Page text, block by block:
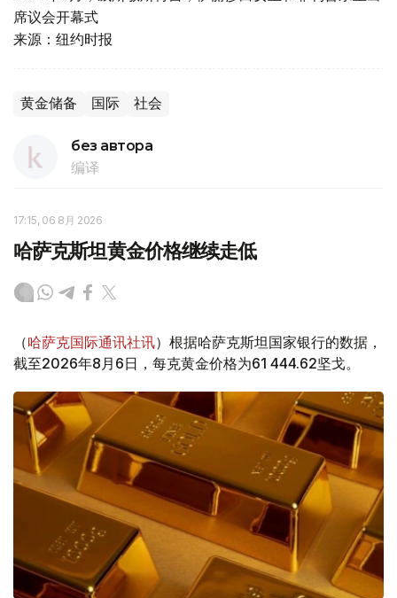
席议会开幕式
来源：纽约时报
黄金储备 国际 社会
без автора
编译
17:15, 06 8月 2026
哈萨克斯坦黄金价格继续走低
（哈萨克国际通讯社讯）根据哈萨克斯坦国家银行的数据，
截至2026年8月6日，每克黄金价格为61 444.62坚戈。